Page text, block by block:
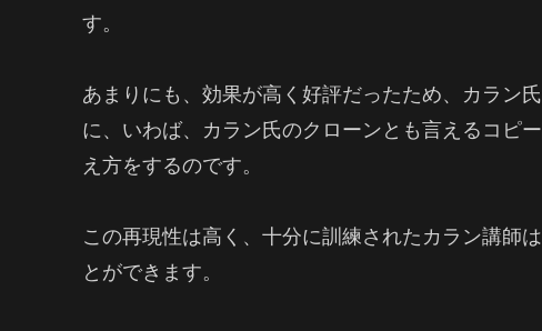
す。
あまりにも、効果が高く好評だったため、カラン
に、いわば、カラン氏のクローンとも言えるコピ
え方をするのです。
この再現性は高く、十分に訓練されたカラン講師
とができます。